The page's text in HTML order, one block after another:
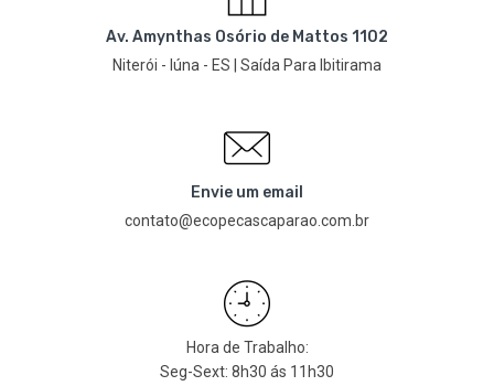
Av. Amynthas Osório de Mattos 1102
Niterói - Iúna - ES | Saída Para Ibitirama
Envie um email
contato@ecopecascaparao.com.br
Hora de Trabalho:
Seg-Sext: 8h30 ás 11h30